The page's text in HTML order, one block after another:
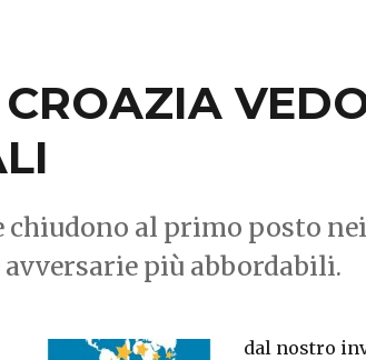
chiudono al primo posto
più abbordabili.
dal nostro